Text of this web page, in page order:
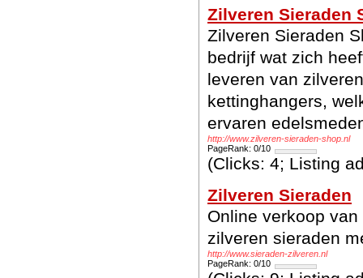
Zilveren Sieraden
Zilveren Sieraden
bedrijf wat zich
leveren van
kettinghangers,
ervaren
http://www.zilveren-sieraden-shop.nl
PageRank: 0/10
(Clicks: 4; Listing
Zilveren Sieraden
Online verkoop
zilveren sieraden
http://www.sieraden-zilveren.nl
PageRank: 0/10